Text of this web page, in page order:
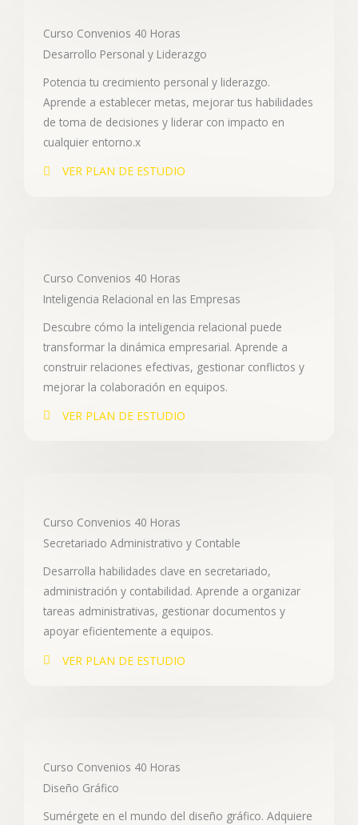
Curso Convenios 40 Horas
Desarrollo Personal y Liderazgo
Potencia tu crecimiento personal y liderazgo.
Aprende a establecer metas, mejorar tus habilidades
de toma de decisiones y liderar con impacto en
cualquier entorno.x
VER PLAN DE ESTUDIO
Curso Convenios 40 Horas
Inteligencia Relacional en las Empresas
Descubre cómo la inteligencia relacional puede
transformar la dinámica empresarial. Aprende a
construir relaciones efectivas, gestionar conflictos y
mejorar la colaboración en equipos.
VER PLAN DE ESTUDIO
Curso Convenios 40 Horas
Secretariado Administrativo y Contable
Desarrolla habilidades clave en secretariado,
administración y contabilidad. Aprende a organizar
tareas administrativas, gestionar documentos y
apoyar eficientemente a equipos.
VER PLAN DE ESTUDIO
Curso Convenios 40 Horas
Diseño Gráfico
Sumérgete en el mundo del diseño gráfico. Adquiere